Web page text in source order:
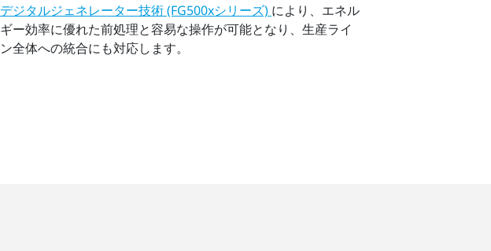
デジタルジェネレーター技術 (FG500xシリーズ) により、エネル
ギー効率に優れた前処理と容易な操作が可能となり、生産ライ
ン全体への統合にも対応します。